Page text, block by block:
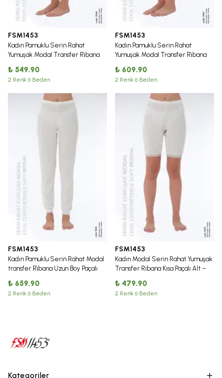
FSM1453
Kadın Pamuklu Serin Rahat
Yumuşak Modal Transfer Ri̇bana
₺ 549.90
2 Renk 6 Beden
FSM1453
Kadın Pamuklu Serin Rahat
Yumuşak Modal Transfer Ri̇bana
₺ 609.90
2 Renk 6 Beden
FSM1453
Kadın Pamuklu Serin Rahat Modal
transfer Ri̇bana Uzun Boy Paçalı
₺ 659.90
2 Renk 6 Beden
FSM1453
Kadın Modal Serin Rahat Yumuşak
Transfer Ribana Kısa Paçalı Alt –
₺ 479.90
2 Renk 6 Beden
Kategoriler